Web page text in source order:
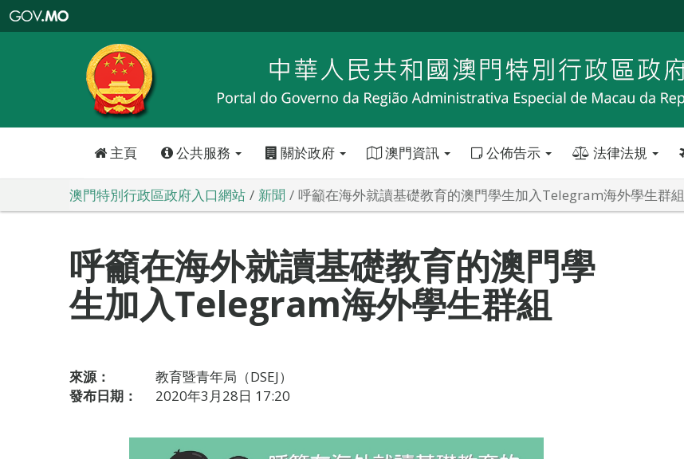
特
政
區
政
口
主頁 公共服務 關於政府 澳門資訊 公佈告示 法律法規
澳門特別行政區政府入口網站 新聞 呼籲在海外就讀基礎教育的澳門學生加入Telegram海外學生群組
呼籲在海外就讀基礎教育的澳門學
生加入Telegram海外學生群組
來源：
教育暨青年局（DSEJ）
發布日期：
2020年3月28日 17:20